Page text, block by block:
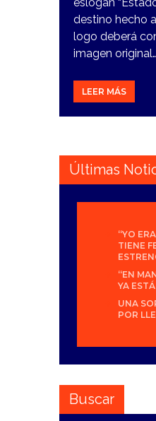
destino hecho
logo deberá
imagen original…
LEER MÁS
Últimas
“YO
TIENE
“EN
YA
UNA
POR
Buscar